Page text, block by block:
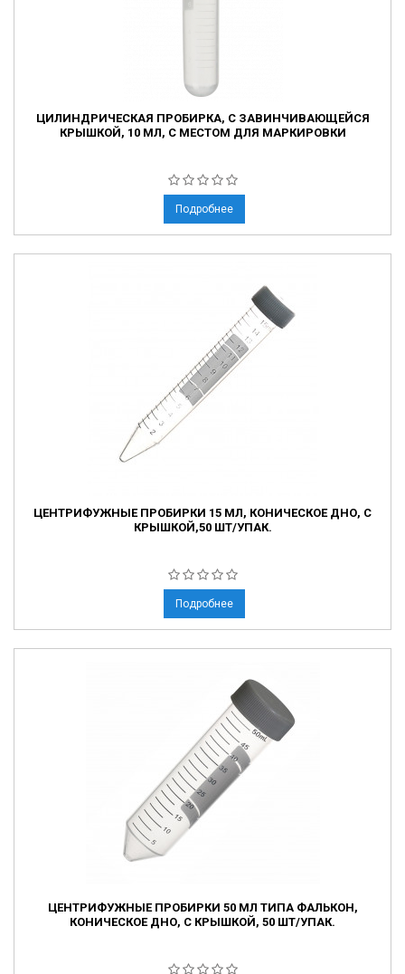
ЦИЛИНДРИЧЕСКАЯ ПРОБИРКА, С ЗАВИНЧИВАЮЩЕЙСЯ
КРЫШКОЙ, 10 МЛ, С МЕСТОМ ДЛЯ МАРКИРОВКИ
Подробнее
ЦЕНТРИФУЖНЫЕ ПРОБИРКИ 15 МЛ, КОНИЧЕСКОЕ ДНО, С
КРЫШКОЙ,50 ШТ/УПАК.
Подробнее
ЦЕНТРИФУЖНЫЕ ПРОБИРКИ 50 МЛ ТИПА ФАЛЬКОН,
КОНИЧЕСКОЕ ДНО, С КРЫШКОЙ, 50 ШТ/УПАК.